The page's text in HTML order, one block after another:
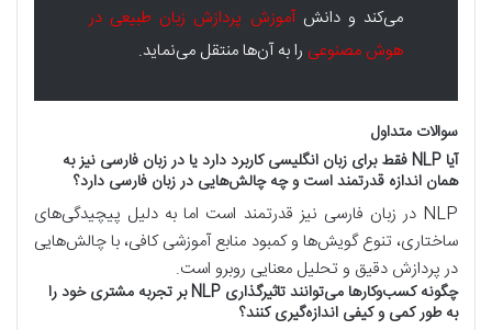
می‌کند و دانشآموزش پردازش زبان طبیعی در
هوش مصنوعی را به آن‌ها منتقل می‌نماید.
سوالات متداول
آیا NLP فقط برای زبان انگلیسی کاربرد دارد یا در زبان فارسی نیز به
همان اندازه قدرتمند است و چه چالش‌هایی در زبان فارسی دارد؟
NLP در زبان فارسی نیز قدرتمند است اما به دلیل پیچیدگی‌های
ساختاری، تنوع گویش‌ها و کمبود منابع آموزشی کافی، با چالش‌هایی
در پردازش دقیق و تحلیل معنایی روبرو است.
چگونه کسب‌وکارها می‌توانند تاثیرگذاری NLP بر تجربه مشتری خود را
به طور کمی و کیفی اندازه‌گیری کنند؟